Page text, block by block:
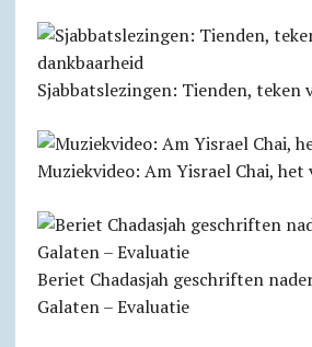
Sjabbats­lezingen: Tienden, teken
Muziekvideo: Am Yisrael Chai,
Beriet Chadasjah geschriften
Galaten – Evaluatie